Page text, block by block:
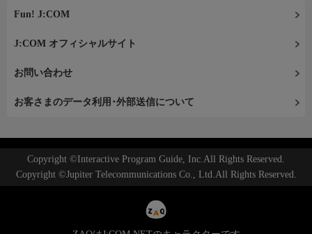
Fun! J:COM
J:COM オフィシャルサイト
お問い合わせ
お客さまのデータ利用･外部送信について
Copyright ©Interactive Program Guide, Inc.All Rights Reserved.
Copyright ©Jupiter Telecommunications Co., Ltd.All Rights Reserved.